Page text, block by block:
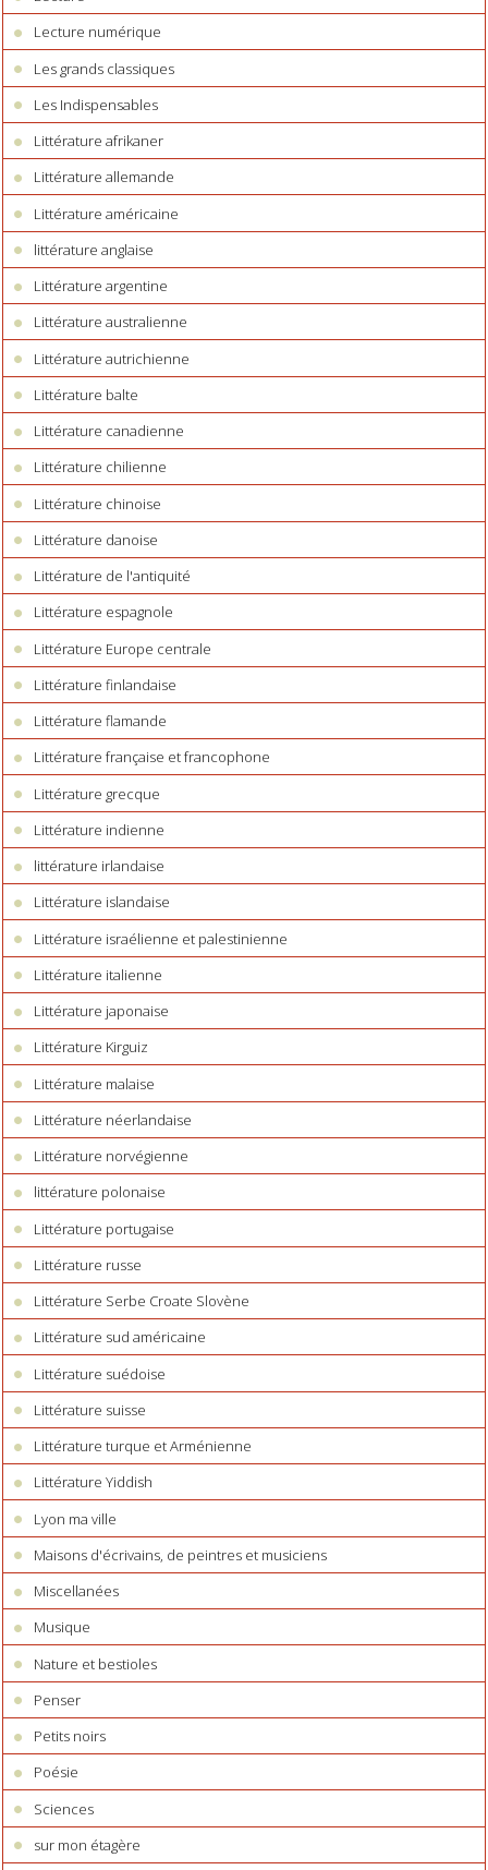
Lecture numérique
Les grands classiques
Les Indispensables
Littérature afrikaner
Littérature allemande
Littérature américaine
littérature anglaise
Littérature argentine
Littérature australienne
Littérature autrichienne
Littérature balte
Littérature canadienne
Littérature chilienne
Littérature chinoise
Littérature danoise
Littérature de l'antiquité
Littérature espagnole
Littérature Europe centrale
Littérature finlandaise
Littérature flamande
Littérature française et francophone
Littérature grecque
Littérature indienne
littérature irlandaise
Littérature islandaise
Littérature israélienne et palestinienne
Littérature italienne
Littérature japonaise
Littérature Kirguiz
Littérature malaise
Littérature néerlandaise
Littérature norvégienne
littérature polonaise
Littérature portugaise
Littérature russe
Littérature Serbe Croate Slovène
Littérature sud américaine
Littérature suédoise
Littérature suisse
Littérature turque et Arménienne
Littérature Yiddish
Lyon ma ville
Maisons d'écrivains, de peintres et musiciens
Miscellanées
Musique
Nature et bestioles
Penser
Petits noirs
Poésie
Sciences
sur mon étagère